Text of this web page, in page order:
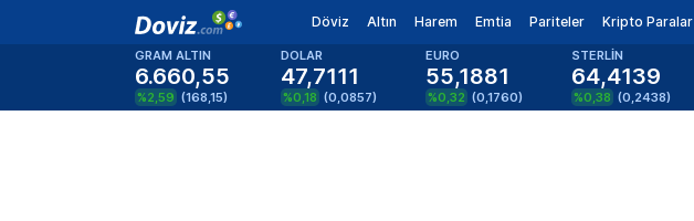
Döviz Altın Harem Emtia Pariteler Kripto Paralar
GRAM ALTIN
6.660,55
%2,59 (168,15)
DOLAR
47,7111
%0,18 (0,0857)
EURO
55,1881
%0,32 (0,1760)
STERLİN
64,4139
%0,38 (0,2438)